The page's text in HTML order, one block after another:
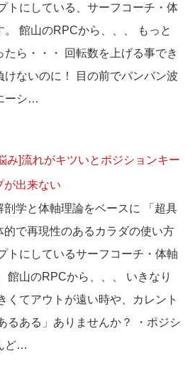
トにしている、サーフコーチ・体
館山のRPCから、、、 もっと
たら・・・ 回転数を上げる事でき
けないのに！ 目の前でバンバン波
ーシ…
み]流れがキツいとポジションキー
が出来ない
剖学と体軸理論をベースに 「超具
的で再現性のあるカラダの使い方
トにしているサーフコーチ・体軸
館山のRPCから、、、 いきなり
くてアウトが遠い時や、カレント
るある」ありませんか？ ・ポジシ
ど…